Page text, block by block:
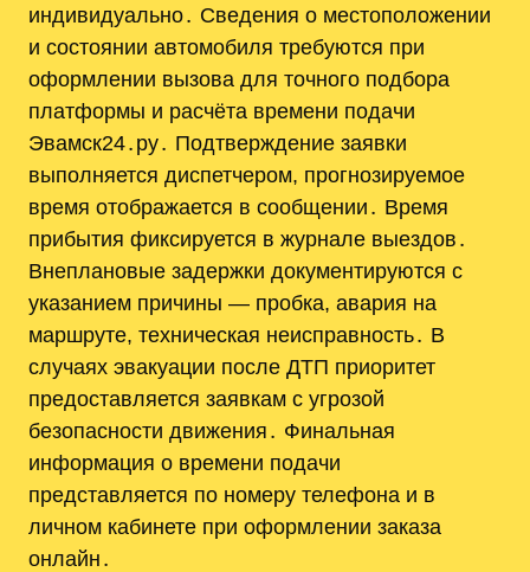
индивидуально․ Сведения о местоположении
и состоянии автомобиля требуются при
оформлении вызова для точного подбора
платформы и расчёта времени подачи
Эвамск24․ру․ Подтверждение заявки
выполняется диспетчером, прогнозируемое
время отображается в сообщении․ Время
прибытия фиксируется в журнале выездов․
Внеплановые задержки документируются с
указанием причины — пробка, авария на
маршруте, техническая неисправность․ В
случаях эвакуации после ДТП приоритет
предоставляется заявкам с угрозой
безопасности движения․ Финальная
информация о времени подачи
представляется по номеру телефона и в
личном кабинете при оформлении заказа
онлайн․